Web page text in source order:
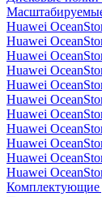
Huawei
Huawei
Huawei
Huawei
Huawei
Huawei
Huawei
Huawei
Huawei
Huawei
Huawei